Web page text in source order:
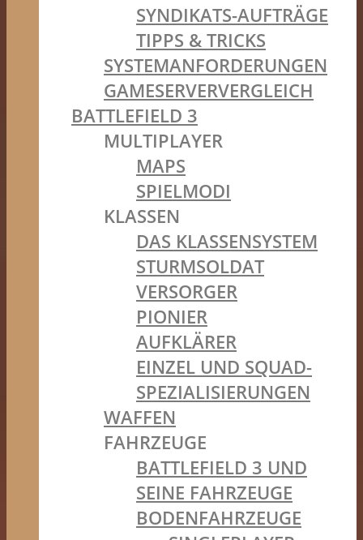
SYNDIKATS-AUFTRÄGE
TIPPS & TRICKS
SYSTEMANFORDERUNGEN
GAMESERVERVERGLEICH
BATTLEFIELD 3
MULTIPLAYER
MAPS
SPIELMODI
KLASSEN
DAS KLASSENSYSTEM
STURMSOLDAT
VERSORGER
PIONIER
AUFKLÄRER
EINZEL UND SQUAD-
SPEZIALISIERUNGEN
WAFFEN
FAHRZEUGE
BATTLEFIELD 3 UND
SEINE FAHRZEUGE
BODENFAHRZEUGE